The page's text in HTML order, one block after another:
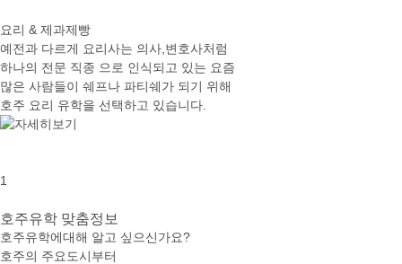
요리 & 제과제빵
예전과 다르게 요리사는 의사,변호사처럼
하나의 전문 직종 으로 인식되고 있는 요즘
많은 사람들이 쉐프나 파티쉐가 되기 위해
호주 요리 유학을 선택하고 있습니다.
1
호주유학 맞춤정보
호주유학에대해 알고 싶으신가요?
호주의 주요도시부터